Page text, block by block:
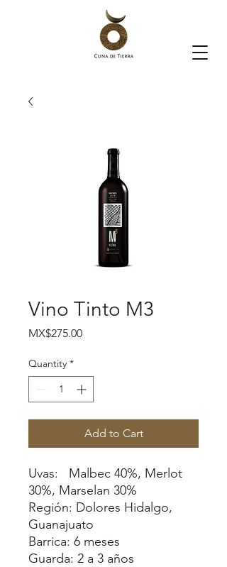
Vino Tinto M3
MX$275.00Price
Quantity *
Add to Cart
Uvas: Malbec 40%, Merlot
30%, Marselan 30%
Región: Dolores Hidalgo,
Guanajuato
Barrica: 6 meses
Guarda: 2 a 3 años